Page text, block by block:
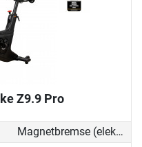
Z9.9 Pro
Magnetbremse (elektronisch)